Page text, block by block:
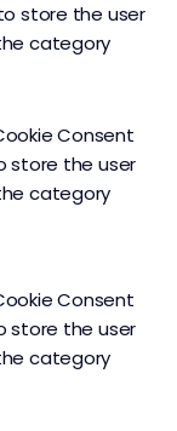
store the user
category
Consent
store the user
category
Consent
store the user
category